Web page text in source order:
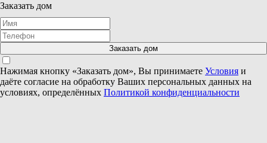
Заказать дом
Нажимая кнопку «Заказать дом», Вы принимаете Условия и
даёте согласие на обработку Ваших персональных данных на
условиях, определённых Политикой конфиденциальности